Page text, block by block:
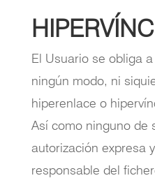
El Usuario se obliga
ningún modo, ni
hiperenlace o
Así como ninguno de
autorización expresa
responsable del